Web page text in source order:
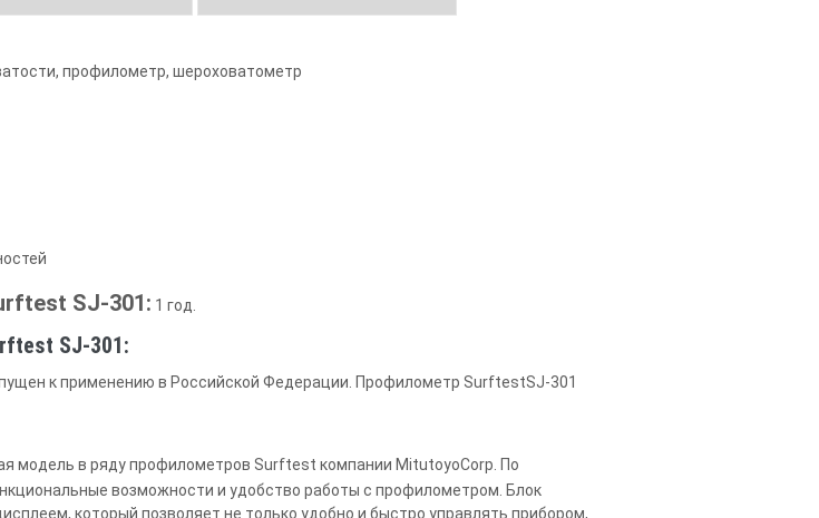
профилометр, шероховатометр
SJ-301: 1 год.
SJ-301:
к применению в Российской Федерации. Профилометр SurftestSJ-301
модель в ряду профилометров Surftest компании MitutoyoCorp. По
возможности и удобство работы с профилометром. Блок
который позволяет не только удобно и быстро управлять прибором,